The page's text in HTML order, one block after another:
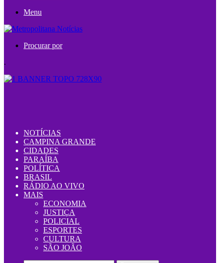
Menu
Procurar por
.
NOTÍCIAS
CAMPINA GRANDE
CIDADES
PARAÍBA
POLÍTICA
BRASIL
RÁDIO AO VIVO
MAIS
ECONOMIA
JUSTIÇA
POLICIAL
ESPORTES
CULTURA
SÃO JOÃO